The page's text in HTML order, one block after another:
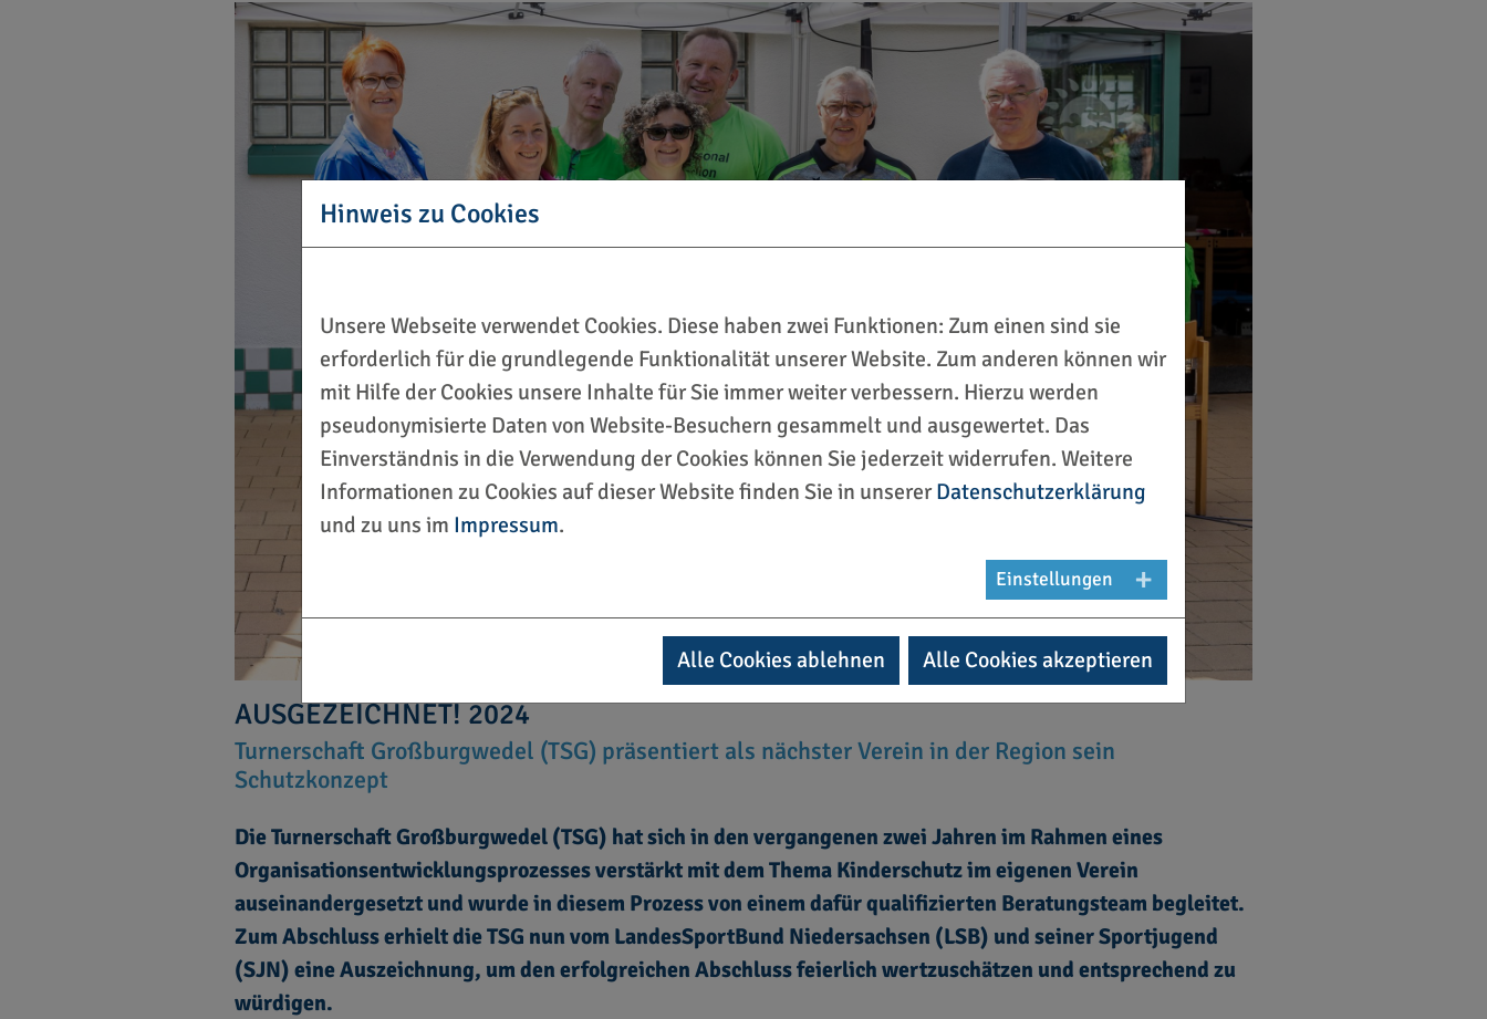
AUSGEZEICHNET! 2024
Turnerschaft Großburgwedel (TSG) präsentiert als nächster Verein in der Region sein
Schutzkonzept
Die Turnerschaft Großburgwedel (TSG) hat sich in den vergangenen zwei Jahren im Rahmen eines
Organisationsentwicklungsprozesses verstärkt mit dem Thema Kinderschutz im eigenen Verein
auseinandergesetzt und wurde in diesem Prozess von einem dafür qualifizierten Beratungsteam begleitet.
Zum Abschluss erhielt die TSG nun vom LandesSportBund Niedersachsen (LSB) und seiner Sportjugend
(SJN) eine Auszeichnung, um den erfolgreichen Abschluss feierlich wertzuschätzen und entsprechend zu
würdigen.
Hinweis zu Cookies
Unsere Webseite verwendet Cookies. Diese haben zwei Funktionen: Zum einen sind sie
erforderlich für die grundlegende Funktionalität unserer Website. Zum anderen können wir
mit Hilfe der Cookies unsere Inhalte für Sie immer weiter verbessern. Hierzu werden
pseudonymisierte Daten von Website-Besuchern gesammelt und ausgewertet. Das
Einverständnis in die Verwendung der Cookies können Sie jederzeit widerrufen. Weitere
Informationen zu Cookies auf dieser Website finden Sie in unsererDatenschutzerklärung
und zu uns im Impressum.
Einstellungen
Alle Cookies ablehnen Alle Cookies akzeptieren